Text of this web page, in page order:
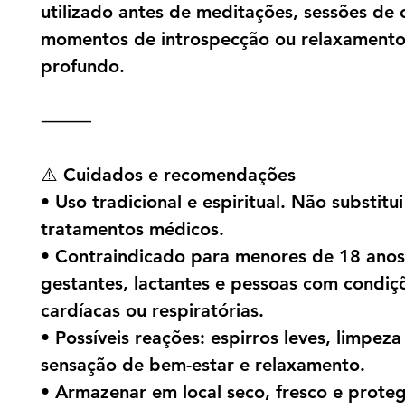
utilizado antes de meditações, sessões de
momentos de introspecção ou relaxamento
profundo.
⸻
⚠️ Cuidados e recomendações
• Uso tradicional e espiritual. Não substitui
tratamentos médicos.
• Contraindicado para menores de 18
gestantes, lactantes e pessoas com
cardíacas ou respiratórias.
• Possíveis reações: espirros leves,
sensação de bem-estar e relaxamento.
• Armazenar em local seco, fresco e